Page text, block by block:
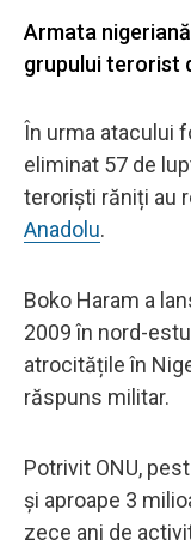
Armata
grupului terorist
În urma atacului
eliminat 57 de
teroriști răniți au
Anadolu.
Boko Haram a
2009 în nord-
atrocitățile în
răspuns militar.
Potrivit ONU,
și aproape 3
zece ani de